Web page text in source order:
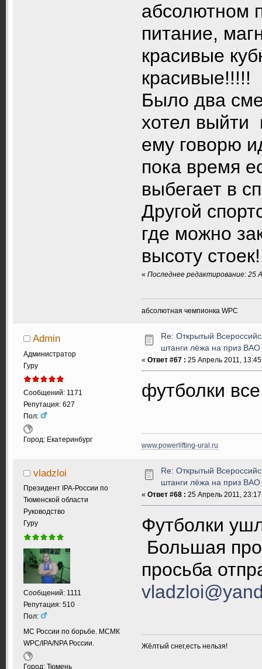
абсолютном
питание,
красивые
красивые!!!!!
Было два
хотел выйти
ему говорю
пока время
выбегает в
Другой
где можно
высоту
« Последнее редактирование: 25
абсолютная чемпионка WPC
Admin
Администратор
Гуру
Сообщений: 1171
Репутация: 627
Пол:
Город: Екатеринбург
Re: Открытый
штанги лёжа на приз ВАО
« Ответ #67 : 25 Апрель 2011,
футболки
www.powerlifting-ural.ru
vladzloi
Президент IPA-России по
Тюменской области
Руководство
Гуру
Сообщений: 1111
Репутация: 510
Пол:
МС России по борьбе. МСМК
WPC/IPA/NPA России.
Город: Тюмень
Re: Открытый
штанги лёжа на приз ВАО
« Ответ #68 : 25 Апрель 2011,
Футболки
Большая
просьба
Жёлтый снег,есть нельзя!